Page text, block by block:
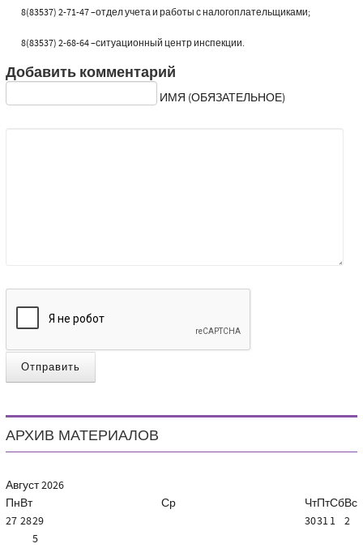
8(83537) 2-71-47 –отдел учета и работы с налогоплательщиками;
8(83537) 2-68-64 –ситуационный центр инспекции.
Добавить комментарий
ИМЯ (ОБЯЗАТЕЛЬНОЕ)
Отправить
АРХИВ МАТЕРИАЛОВ
Август2026
ПнВт Ср ЧтПтСбВс
27 2829 30311 2
5